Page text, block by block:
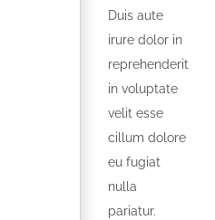
Duis aute
irure dolor in
reprehenderit
in voluptate
velit esse
cillum dolore
eu fugiat
nulla
pariatur.